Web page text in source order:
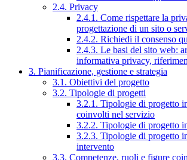
2.4. Privacy
2.4.1. Come rispettare la
progettazione di un sito o
2.4.2. Richiedi il consenso
2.4.3. Le basi del sito web:
informativa privacy,
3. Pianificazione, gestione e strategia
3.1. Obiettivi del progetto
3.2. Tipologie di progetti
3.2.1. Tipologie di progetto
coinvolti nel servizio
3.2.2. Tipologie di progetto
3.2.3. Tipologie di progetto
intervento
3.3. Competenze, ruoli e figure